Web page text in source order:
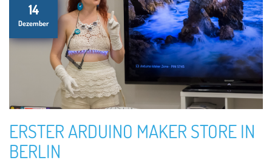
14
Dezember
ERSTER ARDUINO MAKER STORE IN
BERLIN